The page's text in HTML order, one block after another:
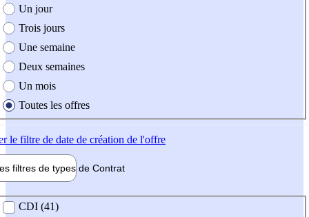
création de l'offre
Un jour
Trois jours
Une semaine
Deux semaines
Un mois
Toutes les offres
le filtre de date de création de l'offre
filtres de types de Contrat
contrat
CDI (41)